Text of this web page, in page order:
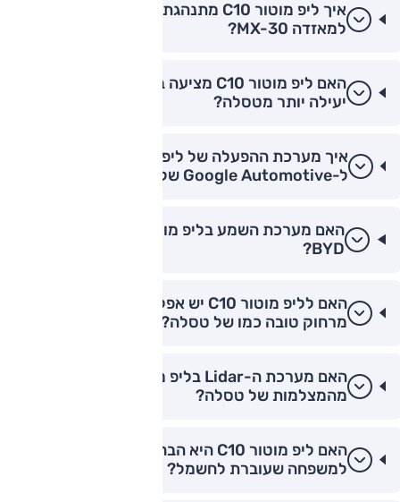
איך ליפ מוטור C10 מתנהגת בסיבובים בהשוואה
למאזדה MX-30?
האם ליפ מוטור C10 מציעה בלימה רגנרטיבית
יעילה יותר מטסלה?
ל-Google Automotive של וולוו?
BYD?
האם לליפ מוטור C10 יש אפליקציה לשליטה
מרחוק טובה כמו של טסלה?
מהמצלמות של טסלה?
האם ליפ מוטור C10 היא הבחירה הטובה ביותר
למשפחה שעוברת לחשמל?